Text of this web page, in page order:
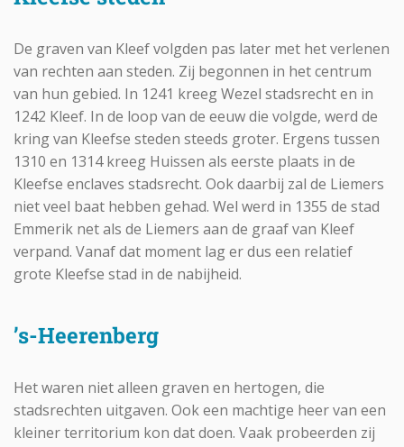
De graven van Kleef volgden pas later met het verlenen
van rechten aan steden. Zij begonnen in het centrum
van hun gebied. In 1241 kreeg Wezel stadsrecht en in
1242 Kleef. In de loop van de eeuw die volgde, werd de
kring van Kleefse steden steeds groter. Ergens tussen
1310 en 1314 kreeg Huissen als eerste plaats in de
Kleefse enclaves stadsrecht. Ook daarbij zal de Liemers
niet veel baat hebben gehad. Wel werd in 1355 de stad
Emmerik net als de Liemers aan de graaf van Kleef
verpand. Vanaf dat moment lag er dus een relatief
grote Kleefse stad in de nabijheid.
’s-Heerenberg
Het waren niet alleen graven en hertogen, die
stadsrechten uitgaven. Ook een machtige heer van een
kleiner territorium kon dat doen. Vaak probeerden zij